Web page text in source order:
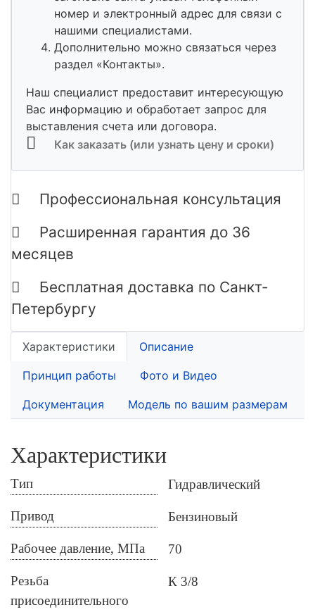
номер и электронный адрес для связи с
нашими специалистами.
Дополнительно можно связаться через
раздел «Контакты».
Наш специалист предоставит интересующую
Вас информацию и обработает запрос для
выставления счета или договора.
Как заказать (или узнать цену и сроки)
Профессиональная консультация
Расширенная гарантия до 36
месяцев
Бесплатная доставка по Санкт-
Петербургу
Характеристики Описание
Принцип работы Фото и Видео
Документация Модель по вашим размерам
Характеристики
Тип Гидравлический
Привод Бензиновый
Рабочее давление, МПа 70
Резьба
присоединительного
К 3/8